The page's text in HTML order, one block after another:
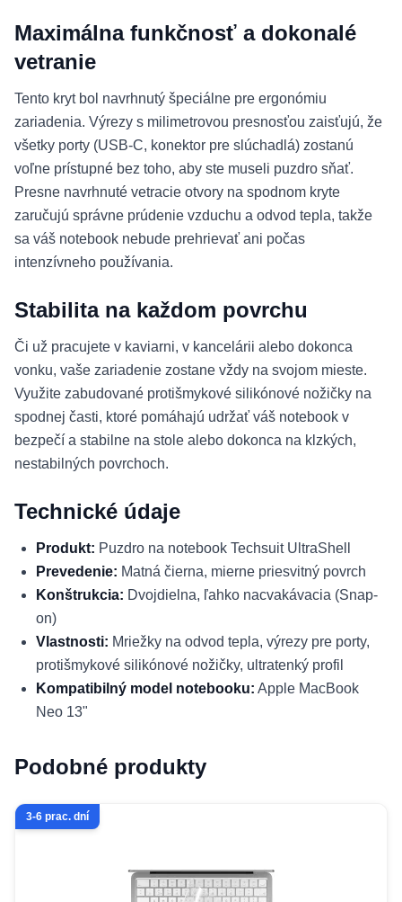
Maximálna funkčnosť a dokonalé
vetranie
Tento kryt bol navrhnutý špeciálne pre ergonómiu
zariadenia. Výrezy s milimetrovou presnosťou zaisťujú, že
všetky porty (USB-C, konektor pre slúchadlá) zostanú
voľne prístupné bez toho, aby ste museli puzdro sňať.
Presne navrhnuté vetracie otvory na spodnom kryte
zaručujú správne prúdenie vzduchu a odvod tepla, takže
sa váš notebook nebude prehrievať ani počas
intenzívneho používania.
Stabilita na každom povrchu
Či už pracujete v kaviarni, v kancelárii alebo dokonca
vonku, vaše zariadenie zostane vždy na svojom mieste.
Využite zabudované protišmykové silikónové nožičky na
spodnej časti, ktoré pomáhajú udržať váš notebook v
bezpečí a stabilne na stole alebo dokonca na klzkých,
nestabilných povrchoch.
Technické údaje
Produkt: Puzdro na notebook Techsuit UltraShell
Prevedenie: Matná čierna, mierne priesvitný povrch
Konštrukcia: Dvojdielna, ľahko nacvakávacia (Snap-
on)
Vlastnosti: Mriežky na odvod tepla, výrezy pre porty,
protišmykové silikónové nožičky, ultratenký profil
Kompatibilný model notebooku: Apple MacBook
Neo 13"
Podobné produkty
3-6 prac. dní